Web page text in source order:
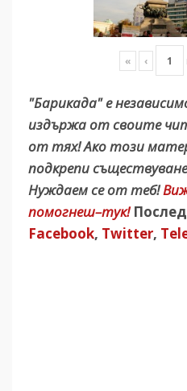
« ‹
"Барикада" е
издържа от своите
от тях! Ако този
подкрепи
Нуждаем се от теб!
помогнеш–тук!
Facebook, Twitter,